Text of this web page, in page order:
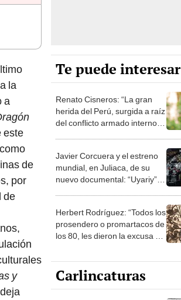
la
a
este
de
por
de
y
Te puede interesar
Renato Cisneros: “La gran
herida del Perú, surgida a raíz
del conflicto armado interno,
Javier Corcuera y el estreno
mundial, en Juliaca, de su
nuevo documental: “Uyariy”
Herbert Rodríguez: “Todos los
prosendero o promartacos de
los 80, les dieron la excusa a
cuco del terrorismo”
Carlincaturas